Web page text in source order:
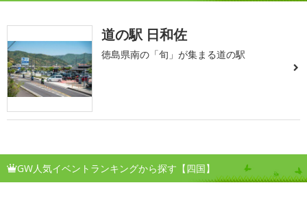
道の駅 日和佐
徳島県南の「旬」が集まる道の駅
GW人気イベントランキングから探す【四国】